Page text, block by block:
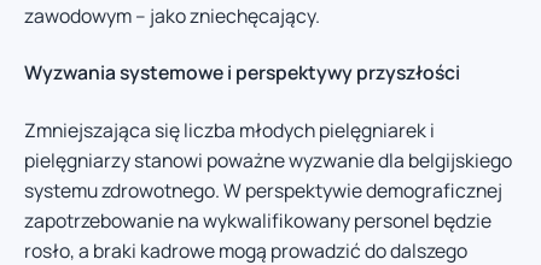
zawodowym – jako zniechęcający.
Wyzwania systemowe i perspektywy przyszłości
Zmniejszająca się liczba młodych pielęgniarek i
pielęgniarzy stanowi poważne wyzwanie dla belgijskiego
systemu zdrowotnego. W perspektywie demograficznej
zapotrzebowanie na wykwalifikowany personel będzie
rosło, a braki kadrowe mogą prowadzić do dalszego